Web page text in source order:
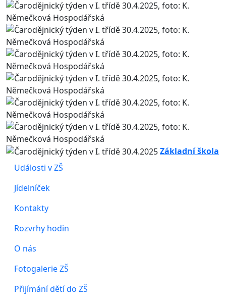
Základní škola
Události v ZŠ
Jídelníček
Kontakty
Rozvrhy hodin
O nás
Fotogalerie ZŠ
Přijímání dětí do ZŠ